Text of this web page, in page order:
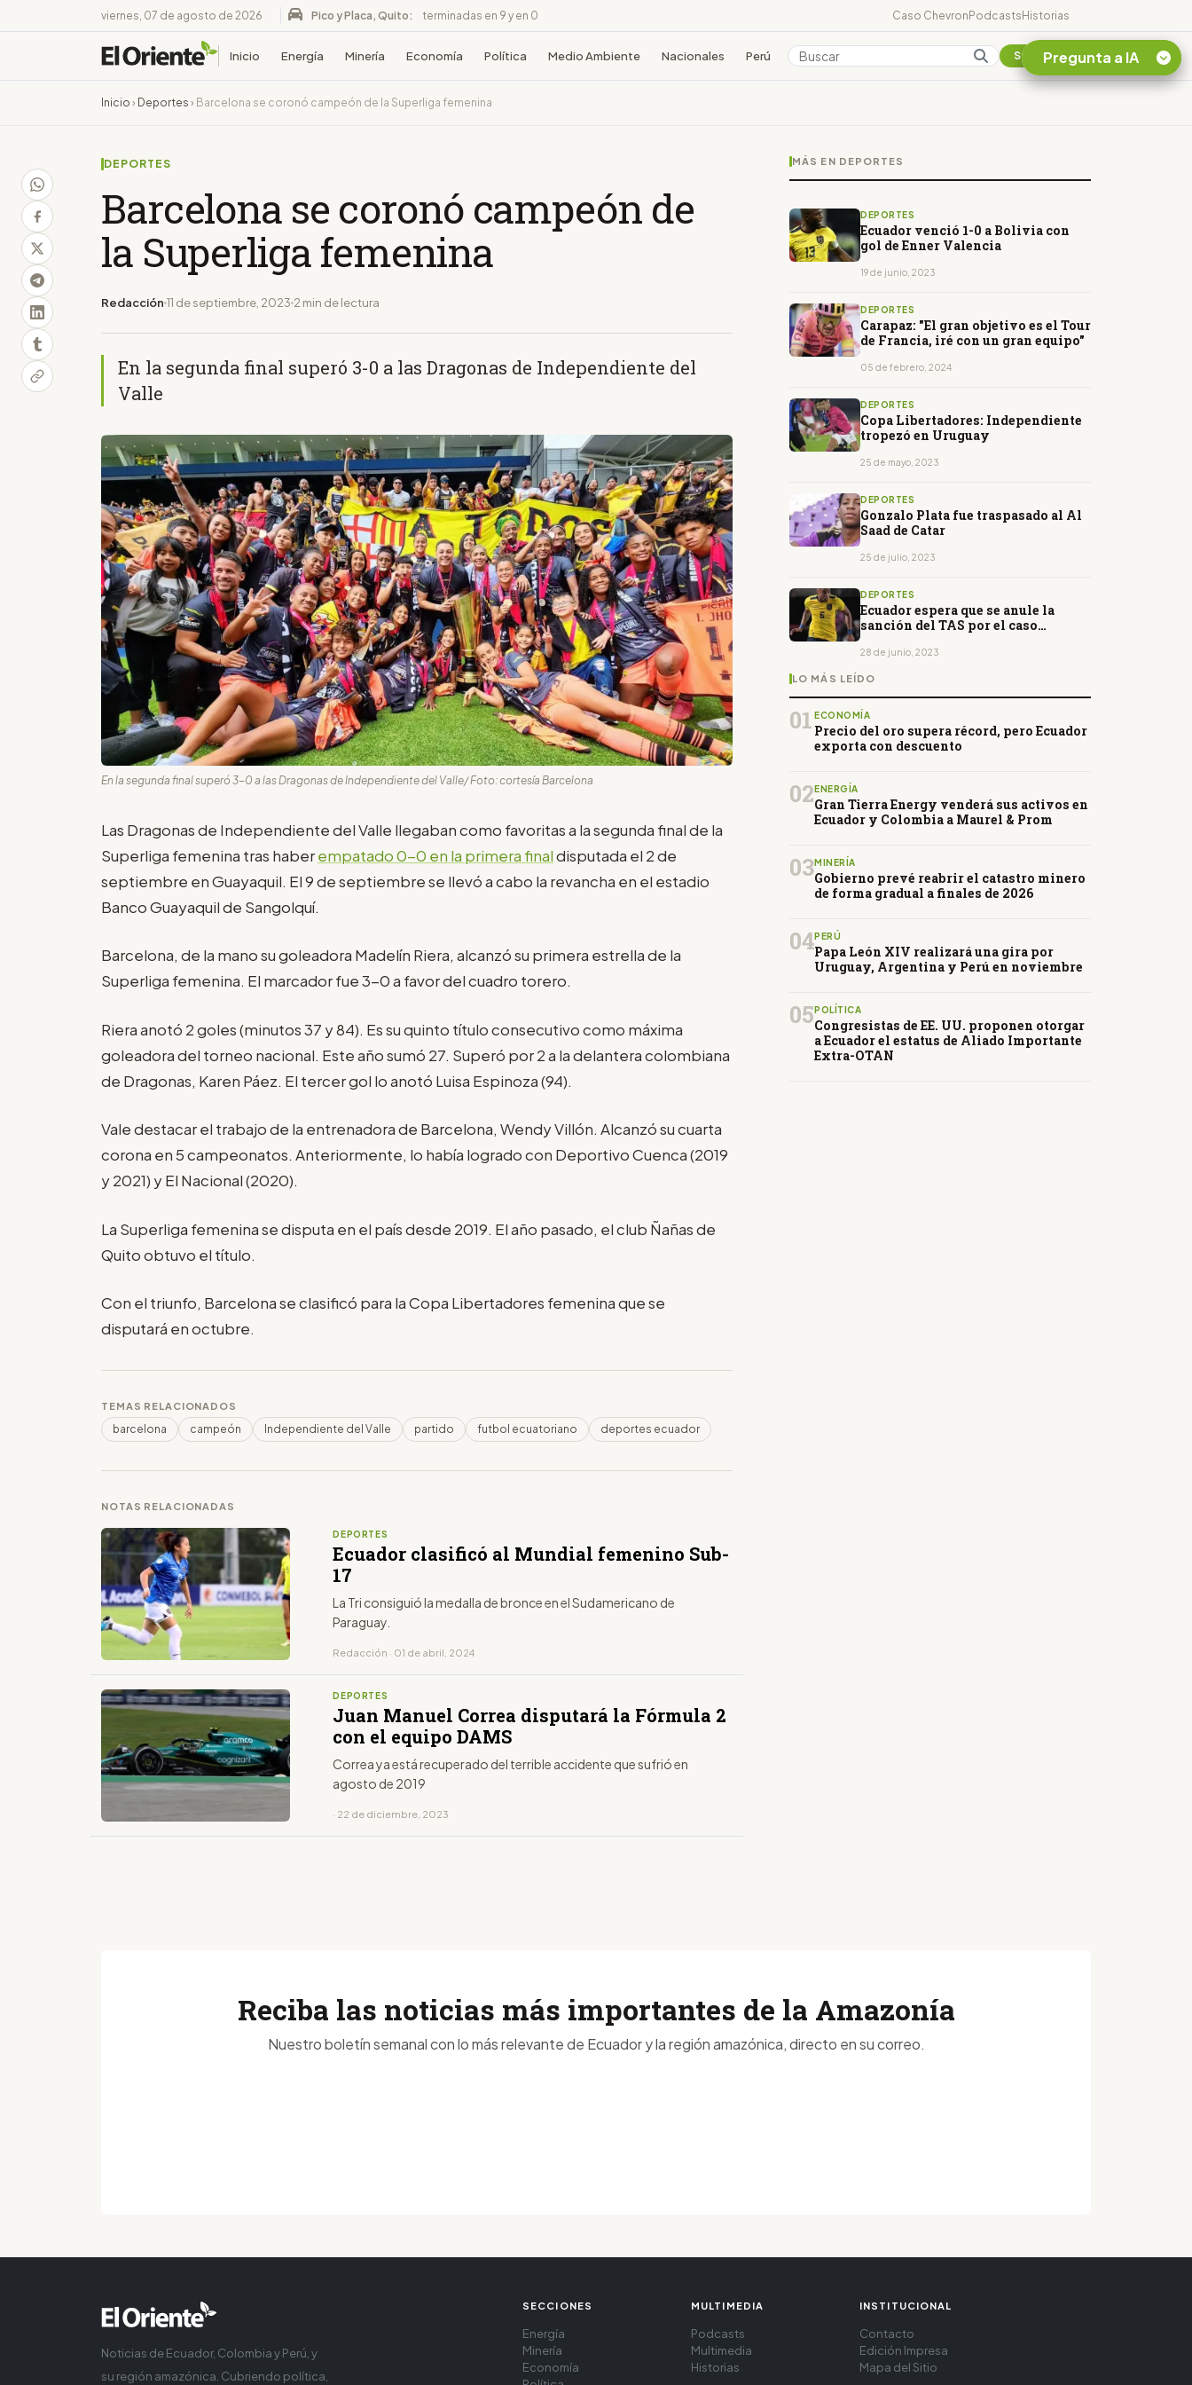
viernes, 07 de agosto de 2026 Pico y Placa, Quito: terminadas en 9 y en 0 Caso ChevronPodcastsHistorias
Inicio Energía Minería Economía Política Medio Ambiente Nacionales Perú Colombia Suscribirse
Inicio › Deportes › Barcelona se coronó campeón de la Superliga femenina
DEPORTES
Barcelona se coronó campeón de
la Superliga femenina
Redacción 11 de septiembre, 2023 2 min de lectura
En la segunda final superó 3-0 a las Dragonas de Independiente del
Valle
En la segunda final superó 3-0 a las Dragonas de Independiente del Valle/ Foto: cortesía Barcelona
Las Dragonas de Independiente del Valle llegaban como favoritas a la segunda final de la
Superliga femenina tras haberempatado 0-0 en la primera finaldisputada el 2 de
septiembre en Guayaquil. El 9 de septiembre se llevó a cabo la revancha en el estadio
Banco Guayaquil de Sangolquí.
Barcelona, de la mano su goleadora Madelín Riera, alcanzó su primera estrella de la
Superliga femenina. El marcador fue 3-0 a favor del cuadro torero.
Riera anotó 2 goles (minutos 37 y 84). Es su quinto título consecutivo como máxima
goleadora del torneo nacional. Este año sumó 27. Superó por 2 a la delantera colombiana
de Dragonas, Karen Páez. El tercer gol lo anotó Luisa Espinoza (94).
Vale destacar el trabajo de la entrenadora de Barcelona, Wendy Villón. Alcanzó su cuarta
corona en 5 campeonatos. Anteriormente, lo había logrado con Deportivo Cuenca (2019
y 2021) y El Nacional (2020).
La Superliga femenina se disputa en el país desde 2019. El año pasado, el club Ñañas de
Quito obtuvo el título.
Con el triunfo, Barcelona se clasificó para la Copa Libertadores femenina que se
disputará en octubre.
TEMAS RELACIONADOS
barcelona campeón Independiente del Valle partido futbol ecuatoriano deportes ecuador
NOTAS RELACIONADAS
DEPORTES
Ecuador clasificó al Mundial femenino Sub-
17
La Tri consiguió la medalla de bronce en el Sudamericano de
Paraguay.
Redacción · 01 de abril, 2024
DEPORTES
Juan Manuel Correa disputará la Fórmula 2
con el equipo DAMS
Correa ya está recuperado del terrible accidente que sufrió en
agosto de 2019
· 22 de diciembre, 2023
MÁS EN DEPORTES
DEPORTES
Ecuador venció 1-0 a Bolivia con
gol de Enner Valencia
19 de junio, 2023
DEPORTES
Carapaz: "El gran objetivo es el Tour
de Francia, iré con un gran equipo"
05 de febrero, 2024
DEPORTES
Copa Libertadores: Independiente
tropezó en Uruguay
25 de mayo, 2023
DEPORTES
Gonzalo Plata fue traspasado al Al
Saad de Catar
25 de julio, 2023
DEPORTES
Ecuador espera que se anule la
sanción del TAS por el caso
28 de junio, 2023
LO MÁS LEÍDO
01 ECONOMÍA
Precio del oro supera récord, pero Ecuador
exporta con descuento
02 ENERGÍA
Gran Tierra Energy venderá sus activos en
Ecuador y Colombia a Maurel & Prom
03MINERÍA
Gobierno prevé reabrir el catastro minero
de forma gradual a finales de 2026
04PERÚ
Papa León XIV realizará una gira por
Uruguay, Argentina y Perú en noviembre
05 POLÍTICA
Congresistas de EE. UU. proponen otorgar
a Ecuador el estatus de Aliado Importante
Extra-OTAN
Pregunta a IA
Reciba las noticias más importantes de la Amazonía
Nuestro boletín semanal con lo más relevante de Ecuador y la región amazónica, directo en su correo.
Noticias de Ecuador, Colombia y Perú, y
su región amazónica. Cubriendo política,
SECCIONES
Energía
Minería
Economía
MULTIMEDIA
Podcasts
Multimedia
Historias
INSTITUCIONAL
Contacto
Edición Impresa
Mapa del Sitio